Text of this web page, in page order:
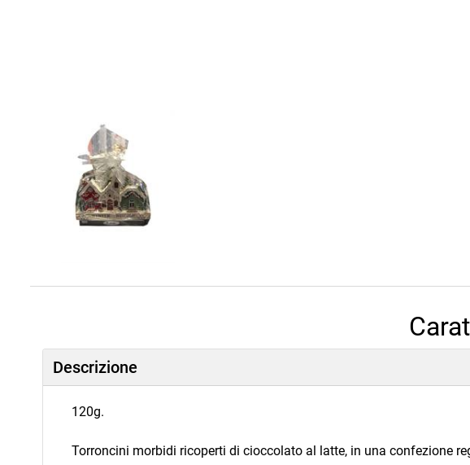
Descrizione
120g.
Torroncini morbidi ricoperti di cioccolato al latte, in una confezione